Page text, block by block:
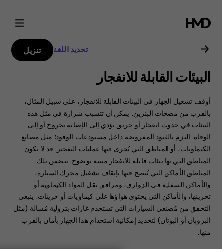
دليل
مستخدم
هاتف
Nokia
2.1
تحديد اللغة تنزيل
البيئات القابلة للانفجار
أوقف تشغيل الجهاز في البيئات القابلة للانفجار، على سبيل المثال،
بالقرب من مضخات البنزين. يمكن أن تتسبب شرارة في مثل هذه
البيئات في حدوث انفجار أو حريق يؤدي إلى الإصابة بجروح أو إلى
الوفاة. ‏‫التزم بالقيود المفروضة داخل مستودعات الوقود؛ مثل مصانع
الكيماويات، أو المناطق التي تُجرى فيها عمليات التفجير.‬ قد لا تكون
المناطق التي بها بيئات قابلة للانفجار مبينة بوضوح. تتضمن تلك
المناطق الأماكن التي يُنصح فيها بإيقاف تشغيل محرك السيارة،
والأماكن السفلية في الزوارق، ومرافق نقل المواد الكيماوية أو
تخزينها، والأماكن التي يحتوي هواؤها على كيماويات أو جزيئات. ينبغي
التحقق من مُصنعي السيارات التي تستخدم غازات بترولية مُسالة (مثل
البروبان أو البوتان) لتحديد إمكانية استخدام هذا الجهاز بأمان بالقرب
منها.